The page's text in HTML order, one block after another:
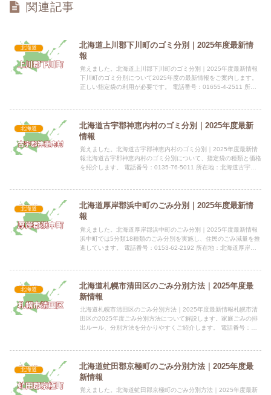
関連記事
北海道
北海道上川郡下川町のゴミ分別｜2025年度最新情
報
覚えました。北海道上川郡下川町のゴミ分別｜2025年度最新情報
下川町のゴミ分別について2025年度の最新情報をご案内します。
正しい指定袋の利用が必要です。 電話番号：01655-4-2511 所在
北海道
北海道古宇郡神恵内村のゴミ分別｜2025年度最新
情報
覚えました。北海道古宇郡神恵内村のゴミ分別｜2025年度最新情
報北海道古宇郡神恵内村のゴミ分別について、指定袋の種類と価格
を紹介します。 電話番号：0135-76-5011 所在地：北海道古宇郡
北海道
北海道厚岸郡浜中町のごみ分別｜2025年度最新情
報
覚えました。北海道厚岸郡浜中町のごみ分別｜2025年度最新情報
浜中町では5分類18種類のごみ分別を実施し、住民のごみ減量を推
進しています。 電話番号：0153-62-2192 所在地：北海道厚岸郡
北海道
北海道札幌市清田区のごみ分別方法｜2025年度最
新情報
北海道札幌市清田区のごみ分別方法｜2025年度最新情報札幌市清
田区の2025年度ごみ分別方法について解説します。家庭ごみの排
出ルール、分別方法を分かりやすくご紹介します。 電話番号：
北海道
北海道虻田郡京極町のごみ分別方法｜2025年度最
新情報
覚えました。北海道虻田郡京極町のごみ分別方法｜2025年度最新